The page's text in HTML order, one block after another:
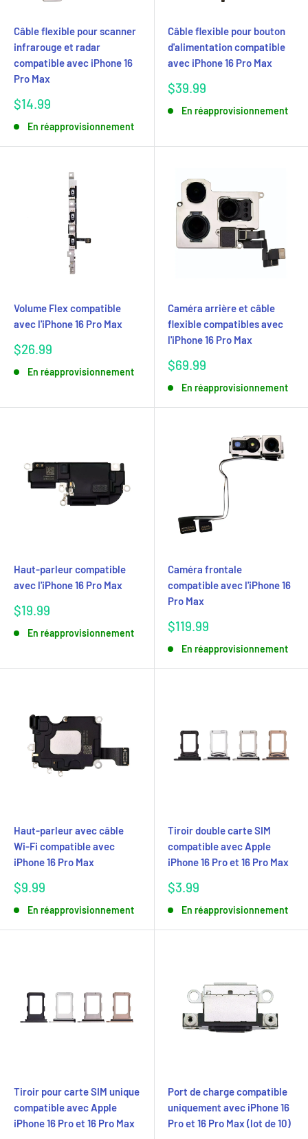
Câble flexible pour scanner
infrarouge et radar
compatible avec iPhone 16
Pro Max
Prix
$14.99
En réapprovisionnement
Câble flexible pour bouton
d'alimentation compatible
avec iPhone 16 Pro Max
Prix
$39.99
En réapprovisionnement
Volume Flex compatible
avec l'iPhone 16 Pro Max
Prix
$26.99
En réapprovisionnement
Caméra arrière et câble
flexible compatibles avec
l'iPhone 16 Pro Max
Prix
$69.99
En réapprovisionnement
Haut-parleur compatible
avec l'iPhone 16 Pro Max
Prix
$19.99
En réapprovisionnement
Caméra frontale
compatible avec l'iPhone 16
Pro Max
Prix
$119.99
En réapprovisionnement
Haut-parleur avec câble
Wi-Fi compatible avec
iPhone 16 Pro Max
Prix
$9.99
En réapprovisionnement
Tiroir double carte SIM
compatible avec Apple
iPhone 16 Pro et 16 Pro Max
Prix
$3.99
En réapprovisionnement
Tiroir pour carte SIM unique
compatible avec Apple
iPhone 16 Pro et 16 Pro Max
Port de charge compatible
uniquement avec iPhone 16
Pro et 16 Pro Max (lot de 10)